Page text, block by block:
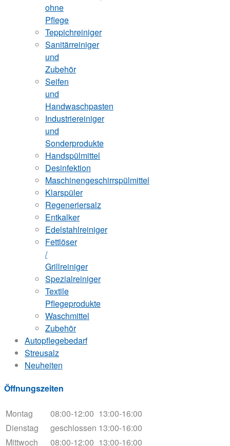
ohne
Pflege
Teppichreiniger
Sanitärreiniger
und
Zubehör
Seifen
und
Handwaschpasten
Industriereiniger
und
Sonderprodukte
Handspülmittel
Desinfektion
Maschinengeschirrspülmittel
Klarspüler
Regeneriersalz
Entkalker
Edelstahlreiniger
Fettlöser
/
Grillreiniger
Spezialreiniger
Textile
Pflegeprodukte
Waschmittel
Zubehör
Autopflegebedarf
Streusalz
Neuheiten
Öffnungszeiten
Montag 08:00-12:00 13:00-16:00
Dienstag
geschlossen 13:00-16:00
Mittwoch
08:00-12:00 13:00-16:00